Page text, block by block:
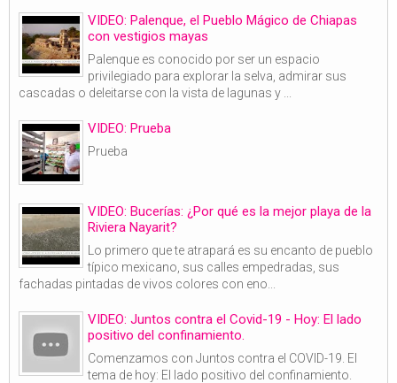
VIDEO: Palenque, el Pueblo Mágico de Chiapas
con vestigios mayas
Palenque es conocido por ser un espacio
privilegiado para explorar la selva, admirar sus
cascadas o deleitarse con la vista de lagunas y ...
VIDEO: Prueba
Prueba
VIDEO: Bucerías: ¿Por qué es la mejor playa de la
Riviera Nayarit?
Lo primero que te atrapará es su encanto de pueblo
típico mexicano, sus calles empedradas, sus
fachadas pintadas de vivos colores con eno...
VIDEO: Juntos contra el Covid-19 - Hoy: El lado
positivo del confinamiento.
Comenzamos con Juntos contra el COVID-19. El
tema de hoy: El lado positivo del confinamiento.